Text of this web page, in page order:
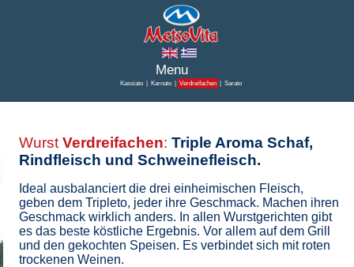
Kassiato Karnato Verdreifachen Sarato
Wurst Verdreifachen: Triple Aroma Schaf,
Rindfleisch und Schweinefleisch.
Ideal ausbalanciert die drei einheimischen Fleisch,
geben dem Tripleto, jeder ihre Geschmack. Machen ihren
Geschmack wirklich anders. In allen Wurstgerichten gibt
es das beste köstliche Ergebnis. Vor allem auf dem Grill
und den gekochten Speisen. Es verbindet sich mit roten
trockenen Weinen.